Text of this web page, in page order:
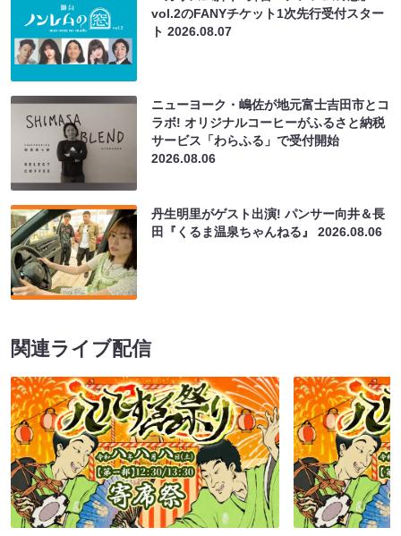
vol.2のFANYチケット1次先行受付スター
ト2026.08.07
ニューヨーク・嶋佐が地元富士吉田市とコ
ラボ! オリジナルコーヒーがふるさと納税
サービス「わらふる」で受付開始
2026.08.06
丹生明里がゲスト出演! パンサー向井＆長
田『くるま温泉ちゃんねる』2026.08.06
関連ライブ配信